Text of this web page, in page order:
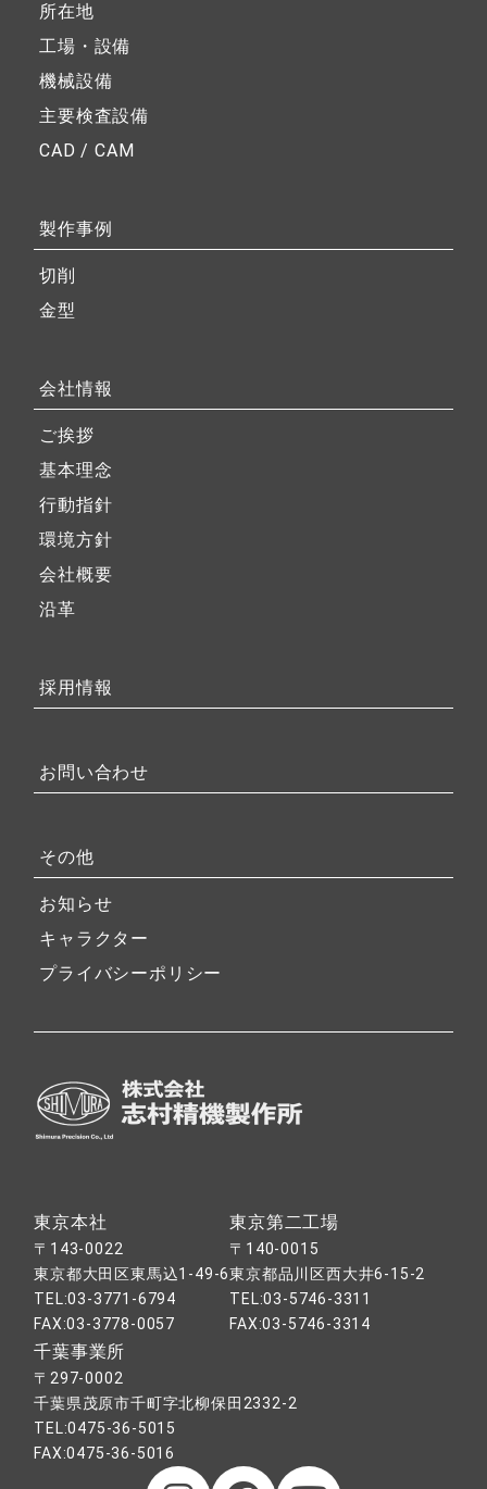
所在地
工場・設備
機械設備
主要検査設備
CAD / CAM
製作事例
切削
金型
会社情報
ご挨拶
基本理念
行動指針
環境方針
会社概要
沿革
採用情報
お問い合わせ
その他
お知らせ
キャラクター
プライバシーポリシー
東京本社
〒143-0022
東京都大田区東馬込1-49-6
TEL:03-3771-6794
FAX:03-3778-0057
東京第二工場
〒140-0015
東京都品川区西大井6-15-2
TEL:03-5746-3311
FAX:03-5746-3314
千葉事業所
〒297-0002
千葉県茂原市千町字北柳保田2332-2
TEL:0475-36-5015
FAX:0475-36-5016